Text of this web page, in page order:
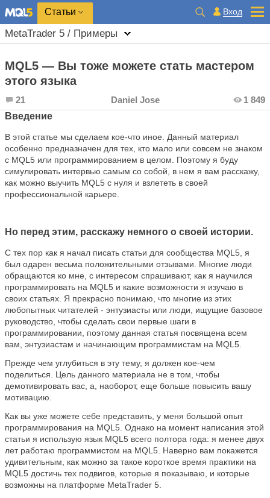
Статьи Вход
MetaTrader 5 / Примеры
MQL5 — Вы тоже можете стать мастером
этого языка
21 Daniel Jose
1 849
Введение
В этой статье мы сделаем кое-что иное. Данный материал
особенно предназначен для тех, кто мало или совсем не знаком
с MQL5 или программированием в целом. Поэтому я буду
симулировать интервью самым со собой, в нем я вам расскажу,
как можно выучить MQL5 с нуля и взлететь в своей
профессиональной карьере.
Но перед этим, расскажу немного о своей истории.
С тех пор как я начал писать статьи для сообщества MQL5, я
был одарен весьма положительными отзывами. Многие люди
обращаются ко мне, с интересом спрашивают, как я научился
программировать на MQL5 и какие возможности я изучаю в
своих статьях. Я прекрасно понимаю, что многие из этих
любопытных читателей - энтузиасты или люди, ищущие базовое
руководство, чтобы сделать свои первые шаги в
программировании, поэтому данная статья посвящена всем
вам, энтузиастам и начинающим программистам на MQL5.
Прежде чем углубиться в эту тему, я должен кое-чем
поделиться. Цель данного материала не в том, чтобы
демотивировать вас, а, наоборот, еще больше повысить вашу
мотивацию.
Как вы уже можете себе представить, у меня большой опыт
программирования на MQL5. Однако на момент написания этой
статьи я использую язык MQL5 всего полтора года: я менее двух
лет работаю программистом на MQL5. Наверно вам покажется
удивительным, как можно за такое короткое время практики на
MQL5 достичь тех подвигов, которые я показываю, и которые
возможны на платформе MetaTrader 5.